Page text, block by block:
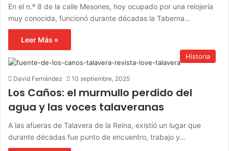
En el n.º 8 de la calle Mesones, hoy ocupado por una relojería
muy conocida, funcionó durante décadas la Taberna…
Leer Más »
Historia
David Fernández 10 septiembre, 2025
Los Caños: el murmullo perdido del
agua y las voces talaveranas
A las afueras de Talavera de la Reina, existió un lugar que
durante décadas fue punto de encuentro, trabajo y…